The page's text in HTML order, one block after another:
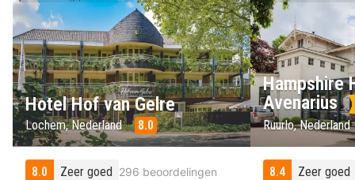
Hotel Hof van Gelre
Lochem, Nederland 8.0
8.0 Zeer goed 296 beoordelingen
Hampshire
Avenarius
Ruurlo, Nederland
8.4 Zeer goed